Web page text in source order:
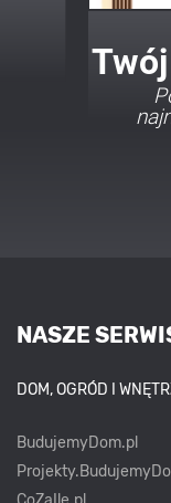
NASZE
DOM, OGRÓD I
BudujemyDom.pl